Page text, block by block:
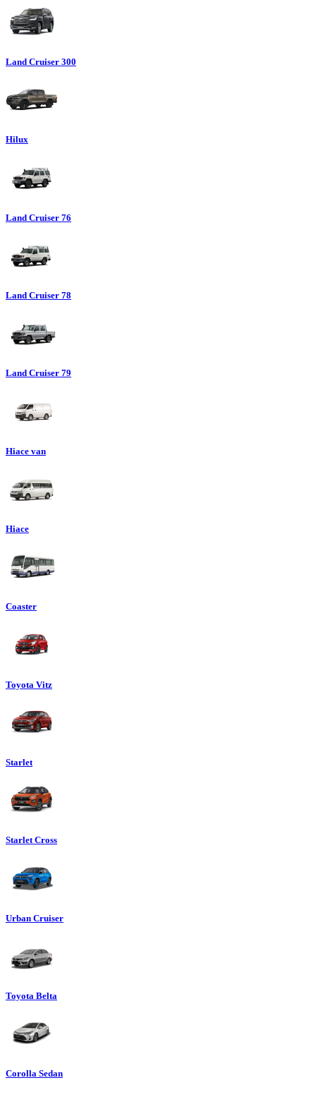
Land Cruiser 300
Hilux
Land Cruiser 76
Land Cruiser 78
Land Cruiser 79
Hiace van
Hiace
Coaster
Toyota Vitz
Starlet
Starlet Cross
Urban Cruiser
Toyota Belta
Corolla Sedan